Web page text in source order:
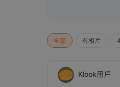
全部 有相片
Klook用戶